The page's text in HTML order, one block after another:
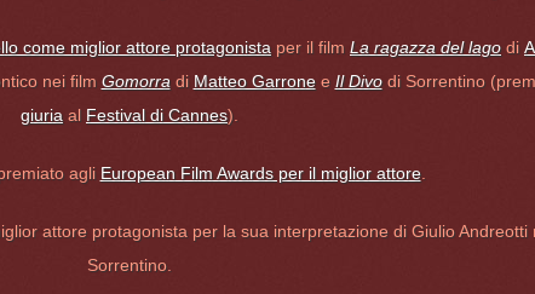
come miglior attore protagonista per il film La ragazza del lago di
nei film Gomorradi Matteo Garronee Il Divodi Sorrentino
giuria al Festival di Cannes).
agli European Film Awards per il miglior attore.
attore protagonista per la sua interpretazione di Giulio Andreotti
Sorrentino.